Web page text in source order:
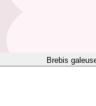
Brebis